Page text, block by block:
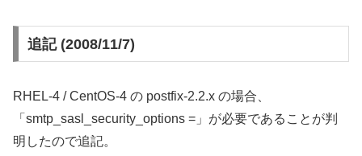
追記 (2008/11/7)
RHEL-4 / CentOS-4 の postfix-2.2.x の場合、
「smtp_sasl_security_options =」が必要であることが判
明したので追記。